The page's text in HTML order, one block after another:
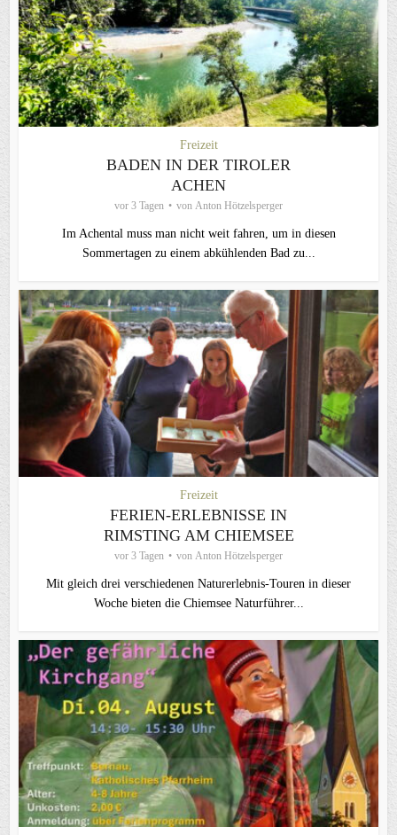
Freizeit
BADEN IN DER TIROLER
ACHEN
vor 3 Tagen von Anton Hötzelsperger
Im Achental muss man nicht weit fahren, um in diesen
Sommertagen zu einem abkühlenden Bad zu...
Freizeit
FERIEN-ERLEBNISSE IN
RIMSTING AM CHIEMSEE
vor 3 Tagen von Anton Hötzelsperger
Mit gleich drei verschiedenen Naturerlebnis-Touren in dieser
Woche bieten die Chiemsee Naturführer...